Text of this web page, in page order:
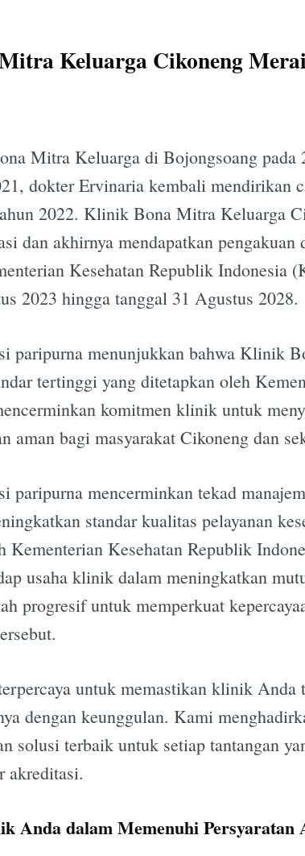
Keluarga Cikoneng
Mitra Keluarga di Bojongsoang pada
dokter Ervinaria kembali mendirikan
2022. Klinik Bona Mitra Keluarga
dan akhirnya mendapatkan pengakuan
Kesehatan Republik Indonesia
2023 hingga tanggal 31 Agustus 2028.
paripurna menunjukkan bahwa Klinik
tertinggi yang ditetapkan oleh
komitmen klinik untuk
aman bagi masyarakat Cikoneng dan
paripurna mencerminkan tekad
standar kualitas pelayanan
Kementerian Kesehatan Republik
usaha klinik dalam meningkatkan
progresif untuk memperkuat
untuk memastikan klinik Anda
dengan keunggulan. Kami
solusi terbaik untuk setiap tantangan
akreditasi.
Anda dalam Memenuhi Persyaratan